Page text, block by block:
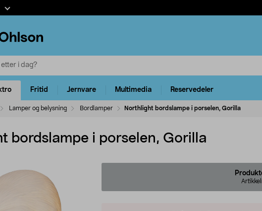
Fritid Jernvare Multimedia Reservedeler
Lamper og belysning Bordlamper Northlight bordslampe i porselen, Gorilla
bordslampe i porselen, Gorilla